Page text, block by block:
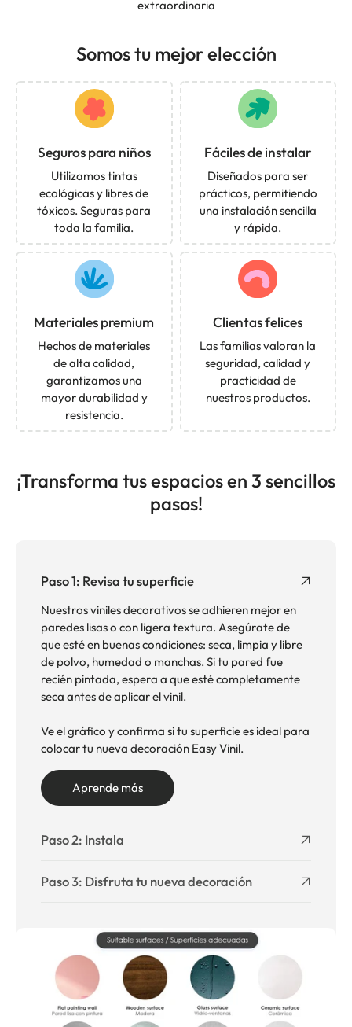
extraordinaria
Somos tu mejor elección
Seguros para niños
Utilizamos tintas
ecológicas y libres de
tóxicos. Seguras para
toda la familia.
Fáciles de instalar
Diseñados para ser
prácticos, permitiendo
una instalación sencilla
y rápida.
Materiales premium
Hechos de materiales
de alta calidad,
garantizamos una
mayor durabilidad y
resistencia.
Clientas felices
Las familias valoran la
seguridad, calidad y
practicidad de
nuestros productos.
¡Transforma tus espacios en 3 sencillos
pasos!
Paso 1: Revisa tu superficie
Nuestros viniles decorativos se adhieren mejor en
paredes lisas o con ligera textura. Asegúrate de
que esté en buenas condiciones: seca, limpia y libre
de polvo, humedad o manchas. Si tu pared fue
recién pintada, espera a que esté completamente
seca antes de aplicar el vinil.
Ve el gráfico y confirma si tu superficie es ideal para
colocar tu nueva decoración Easy Vinil.
Aprende más
Paso 2: Instala
Paso 3: Disfruta tu nueva decoración